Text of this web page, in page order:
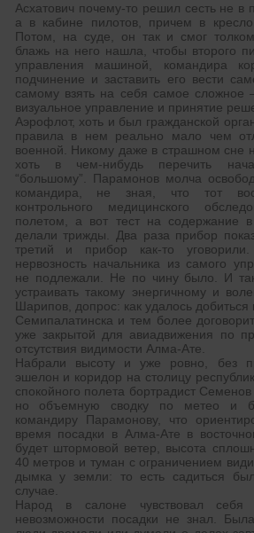
Асхатович почему-то решил сесть не в
а в кабине пилотов, причем в
Потом, на суде, он так и смог
блажь на него нашла, чтобы второго
управления машиной, командира
подчинение и заставить его вести
самому взять на себя самое сложное
визуальное управление и принятие
Аэрофлот, хоть и был гражданской
правила в нем реально мало чем
военной. Никому даже в страшном сне
хоть в чем-нибудь перечить
“большому”. Парамонов молча
командира, не зная, что тот
контрольного медицинского
полетом, а вот тест на содержание
делали трижды. Два раза прибор
третий и прибор как-то
нервозность начальника из самого
не подлежали. Не по чину было. И
устраивать такому энергичному и
Шарипов, допрос: как удалось добиться
Семипалатинска и тем более
уже закрытой для авиадвижения по
отсутствия видимости Алма-Ате.
Набрали высоту и уже ровно, без
эшелон и коридор на столицу
спокойного полета бортрадист
но объемную сводку по метео и
командиру Парамонову, что
время посадки в Алма-Ате в
будет штормовой ветер, высота
40 метров и туман с ограничением
дымка у земли: то есть садиться
случае.
Народ в салоне чувствовал себя
невозможности посадки не знал.